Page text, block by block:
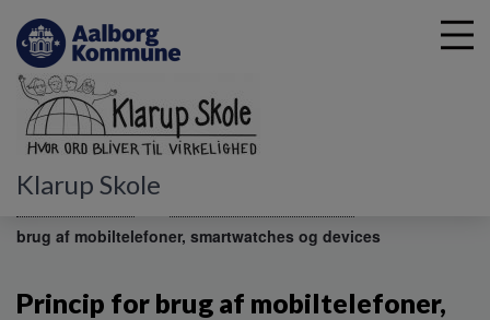
Klarup Skole
Skolebestyrelsen
brug af mobiltelefoner, smartwatches og devices
Princip for brug af mobiltelefoner,